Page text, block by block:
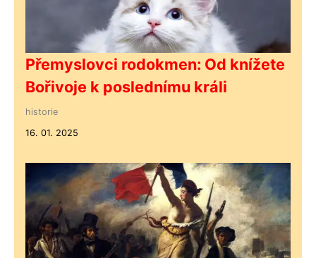
Přemyslovci rodokmen: Od knížete
Bořivoje k poslednímu králi
historie
16. 01. 2025